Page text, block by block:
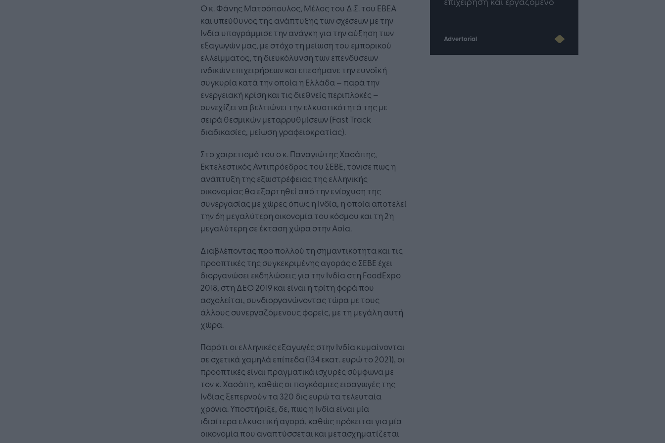
Ο κ. Φάνης Ματσόπουλος, Μέλος του Δ.Σ. του EBEA
και υπεύθυνος της ανάπτυξης των σχέσεων με την
Ινδία υπογράμμισε την ανάγκη για την αύξηση των
εξαγωγών μας, με στόχο τη μείωση του εμπορικού
ελλείμματος, τη διευκόλυνση των επενδύσεων
ινδικών επιχειρήσεων και επεσήμανε την ευνοϊκή
συγκυρία κατά την οποία η Ελλάδα – παρά την
ενεργειακή κρίση και τις διεθνείς περιπλοκές –
συνεχίζει να βελτιώνει την ελκυστικότητά της με
σειρά θεσμικών μεταρρυθμίσεων (Fast Track
διαδικασίες, μείωση γραφειοκρατίας).
Στο χαιρετισμό του ο κ. Παναγιώτης Χασάπης,
Εκτελεστικός Αντιπρόεδρος του ΣΕΒΕ, τόνισε πως η
ανάπτυξη της εξωστρέφειας της ελληνικής
οικονομίας θα εξαρτηθεί από την ενίσχυση της
συνεργασίας με χώρες όπως η Ινδία, η οποία αποτελεί
την 6η μεγαλύτερη οικονομία του κόσμου και τη 2η
μεγαλύτερη σε έκταση χώρα στην Ασία.
Διαβλέποντας προ πολλού τη σημαντικότητα και τις
προοπτικές της συγκεκριμένης αγοράς ο ΣΕΒΕ έχει
διοργανώσει εκδηλώσεις για την Ινδία στη FoodExpo
2018, στη ΔΕΘ 2019 και είναι η τρίτη φορά που
ασχολείται, συνδιοργανώνοντας τώρα με τους
άλλους συνεργαζόμενους φορείς, με τη μεγάλη αυτή
χώρα.
Παρότι οι ελληνικές εξαγωγές στην Ινδία κυμαίνονται
σε σχετικά χαμηλά επίπεδα (134 εκατ. ευρώ το 2021), οι
προοπτικές είναι πραγματικά ισχυρές σύμφωνα με
τον κ. Χασάπη, καθώς οι παγκόσμιες εισαγωγές της
Ινδίας ξεπερνούν τα 320 δις ευρώ τα τελευταία
χρόνια. Υποστήριξε, δε, πως η Ινδία είναι μία
ιδιαίτερα ελκυστική αγορά, καθώς πρόκειται για μία
οικονομία που αναπτύσσεται και μετασχηματίζεται
Advertorial